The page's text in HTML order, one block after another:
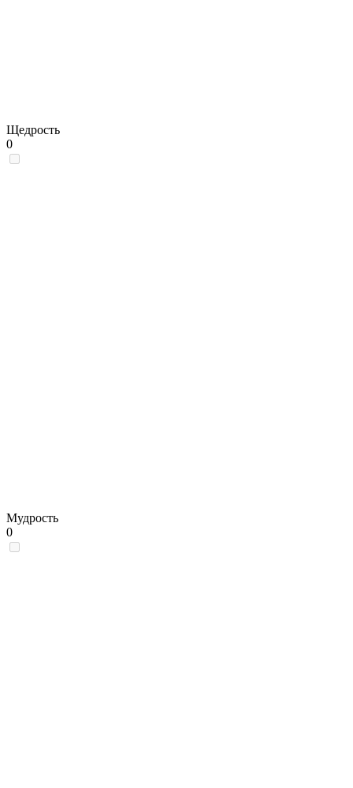
Щедрость
0
Мудрость
0